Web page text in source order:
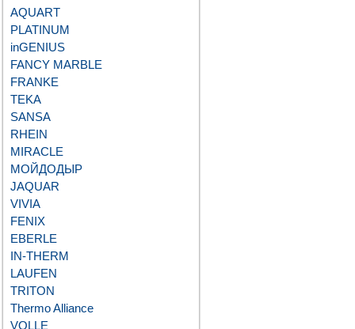
AQUART
PLATINUM
inGENIUS
FANCY MARBLE
FRANKE
TEKA
SANSA
RHEIN
MIRACLE
МОЙДОДЫР
JAQUAR
VIVIA
FENIX
EBERLE
IN-THERM
LAUFEN
TRITON
Thermo Alliance
VOLLE